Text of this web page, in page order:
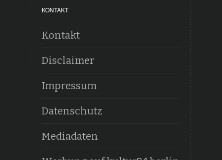
KONTAKT
Kontakt
Disclaimer
Impressum
Datenschutz
Mediadaten